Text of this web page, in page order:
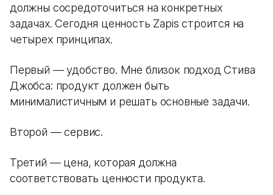
должны сосредоточиться на конкретных
задачах. Сегодня ценность Zapis строится на
четырех принципах.
Первый — удобство. Мне близок подход Стива
Джобса: продукт должен быть
минималистичным и решать основные задачи.
Второй — сервис.
Третий — цена, которая должна
соответствовать ценности продукта.